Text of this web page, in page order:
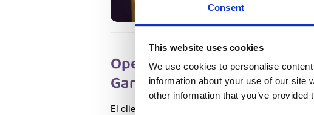
Consent
This website uses cookies
We use cookies to personalise
information about your use of our site
other information that you’ve
Operario polivalente en la
Gameren, En Holanda
El cliente se especializa en la clasificación y